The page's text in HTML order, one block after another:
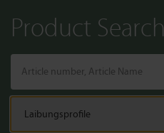
Product Search